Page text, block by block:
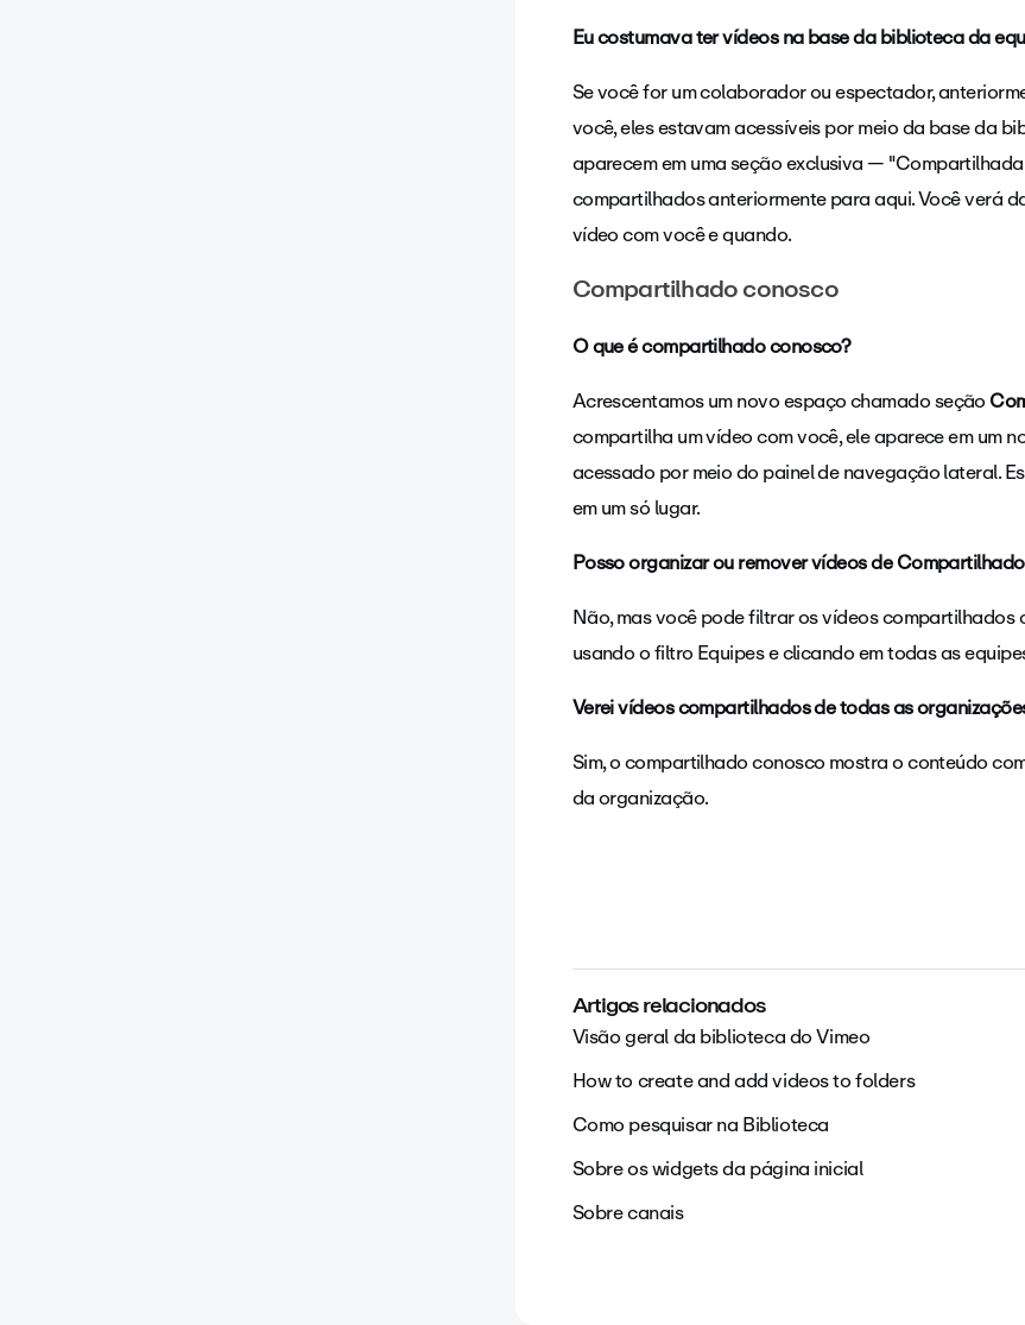
Eu costumava ter vídeos na base da biblioteca da
Se você for um colaborador ou espectador,
você, eles estavam acessíveis por meio da base da
aparecem em uma seção exclusiva —
compartilhados anteriormente para aqui. Você verá
vídeo com você e quando.
Compartilhado conosco
O que é compartilhado conosco?
Acrescentamos um novo espaço chamado seção
compartilha um vídeo com você, ele aparece em um
acessado por meio do painel de navegação lateral.
em um só lugar.
Posso organizar ou remover vídeos de
Não, mas você pode filtrar os vídeos
usando o filtro Equipes e clicando em todas as
Verei vídeos compartilhados de todas as
Sim, o compartilhado conosco mostra o conteúdo
da organização.
Artigos relacionados
Visão geral da biblioteca do Vimeo
How to create and add videos to folders
Como pesquisar na Biblioteca
Sobre os widgets da página inicial
Sobre canais